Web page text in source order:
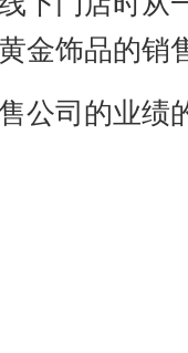
金饰品的销
公司的业绩